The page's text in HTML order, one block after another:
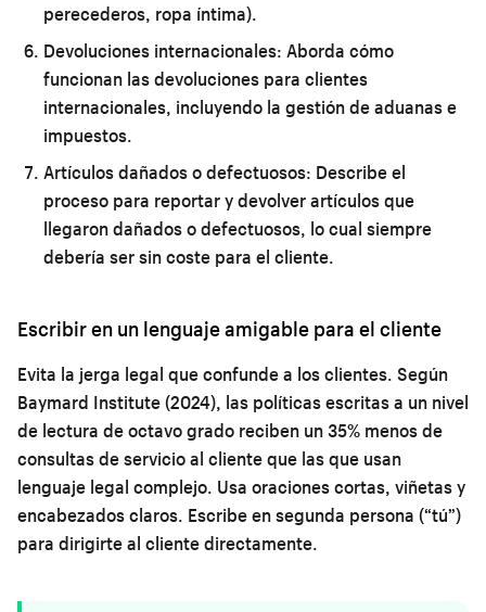
perecederos, ropa íntima).
Devoluciones internacionales: Aborda cómo
funcionan las devoluciones para clientes
internacionales, incluyendo la gestión de aduanas e
impuestos.
Artículos dañados o defectuosos: Describe el
proceso para reportar y devolver artículos que
llegaron dañados o defectuosos, lo cual siempre
debería ser sin coste para el cliente.
Escribir en un lenguaje amigable para el cliente
Evita la jerga legal que confunde a los clientes. Según
Baymard Institute (2024), las políticas escritas a un nivel
de lectura de octavo grado reciben un 35% menos de
consultas de servicio al cliente que las que usan
lenguaje legal complejo. Usa oraciones cortas, viñetas y
encabezados claros. Escribe en segunda persona (“tú”)
para dirigirte al cliente directamente.